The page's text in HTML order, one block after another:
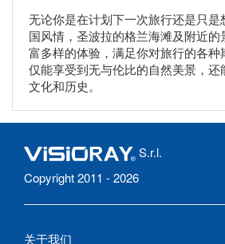
无论你是在计划下一次旅行还是只
国风情，圣波拉的格兰海滩及附近
富多样的体验，满足你对旅行的各种
仅能享受到无与伦比的自然美景，还
文化和历史。
S.r.l.
Copyright 2011 - 2026
关于我们